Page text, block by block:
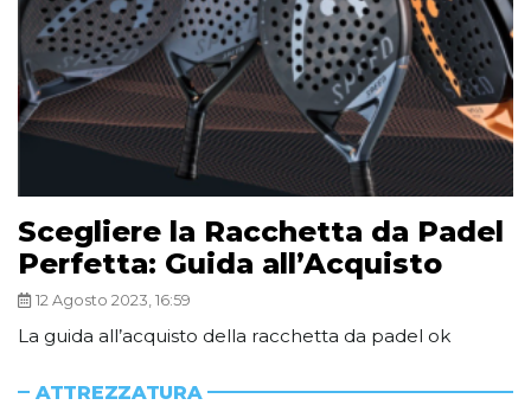
Scegliere la Racchetta da Padel
Perfetta: Guida all’Acquisto
12 Agosto 2023, 16:59
La guida all’acquisto della racchetta da padel ok
ATTREZZATURA